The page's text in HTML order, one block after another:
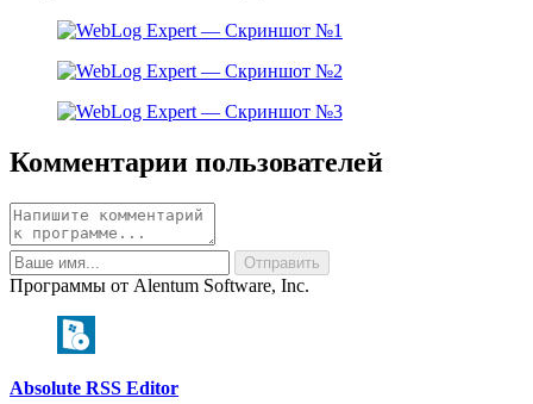
Комментарии пользователей
Программы от Alentum Software, Inc.
Absolute RSS Editor